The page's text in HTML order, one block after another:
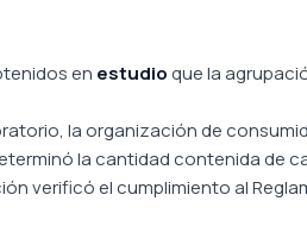
en estudioque la
la organización de
la cantidad contenida de
verificó el cumplimiento al